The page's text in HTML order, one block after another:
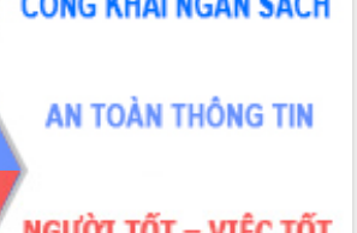
xuất khẩu
Nam đột
phá trong
Lắk
đổi số
dựng hạ
Tân